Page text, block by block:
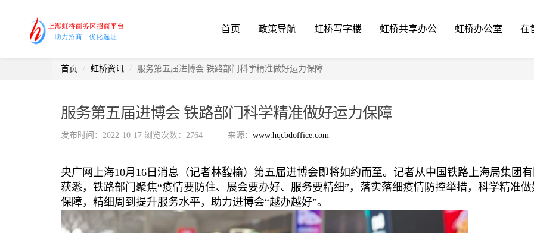
首页 政策导航 虹桥写字楼 虹桥共享办公 虹桥办公室 在
首页 虹桥资讯 服务第五届进博会 铁路部门科学精准做好运力保障
服务第五届进博会 铁路部门科学精准做好运力保障
发布时间：2022-10-17 浏览次数：2764 来源： www.hqcbdoffice.com
央广网上海10月16日消息（记者林馥榆）第五届进博会即将如约而至。记者从中国铁路上海局集团
获悉，铁路部门聚焦“疫情要防住、展会要办好、服务要精细”，落实落细疫情防控举措，科学精准
保障，精细周到提升服务水平，助力进博会“越办越好”。